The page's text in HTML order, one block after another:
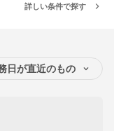
詳しい条件で探す
日が直近のもの